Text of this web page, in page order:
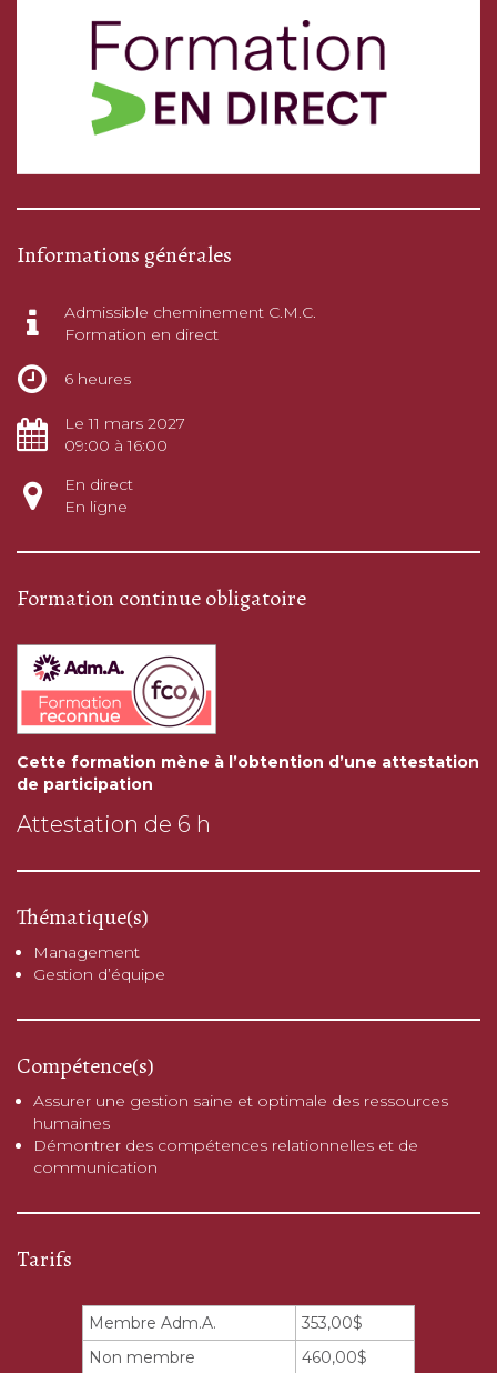
Informations générales
Admissible cheminement C.M.C.
Formation en direct
6 heures
Le 11 mars 2027
09:00 à 16:00
En direct
En ligne
Formation continue obligatoire
Cette formation mène à l’obtention d’une attestation
de participation
Attestation de 6 h
Thématique(s)
Management
Gestion d’équipe
Compétence(s)
Assurer une gestion saine et optimale des ressources
humaines
Démontrer des compétences relationnelles et de
communication
Tarifs
Membre Adm.A.
353,00$
Non membre
460,00$